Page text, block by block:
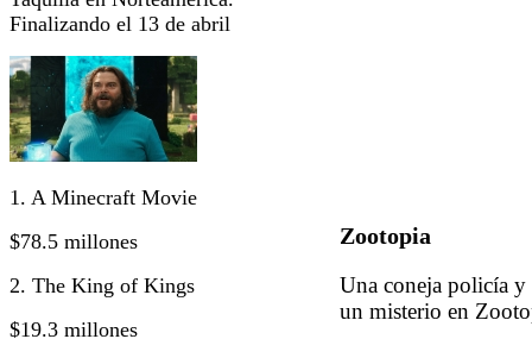
Finalizando el 13 de abril
1. A Minecraft Movie
$78.5 millones
2. The King of Kings
$19.3 millones
Zootopia
Una coneja policía y
un misterio en